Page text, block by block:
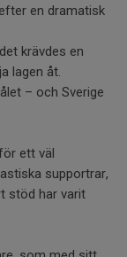
en dramatisk
krävdes en
lagen åt.
– och Sverige
ett väl
supportrar,
stöd har varit